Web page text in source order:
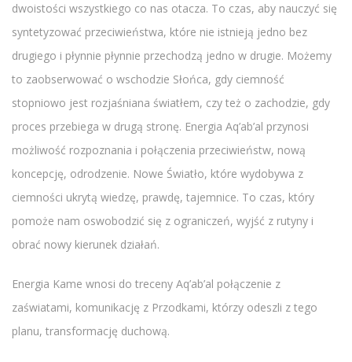
dwoistości wszystkiego co nas otacza. To czas, aby nauczyć się
syntetyzować przeciwieństwa, które nie istnieją jedno bez
drugiego i płynnie płynnie przechodzą jedno w drugie. Możemy
to zaobserwować o wschodzie Słońca, gdy ciemność
stopniowo jest rozjaśniana światłem, czy też o zachodzie, gdy
proces przebiega w drugą stronę. Energia Aq’ab’al przynosi
możliwość rozpoznania i połączenia przeciwieństw, nową
koncepcję, odrodzenie. Nowe Światło, które wydobywa z
ciemności ukrytą wiedzę, prawdę, tajemnice. To czas, który
pomoże nam oswobodzić się z ograniczeń, wyjść z rutyny i
obrać nowy kierunek działań.
Energia Kame wnosi do treceny Aq’ab’al połączenie z
zaświatami, komunikację z Przodkami, którzy odeszli z tego
planu, transformację duchową.